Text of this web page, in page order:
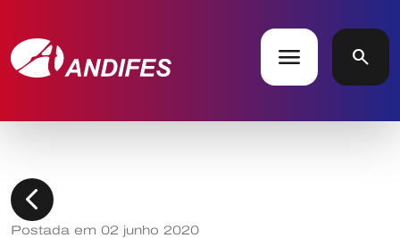
menu search
chevron_left
Postada em 02 junho 2020